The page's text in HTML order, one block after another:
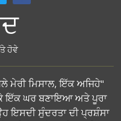
ਹੋਵੇ
ਮੇਰੀ ਮਿਸਾਲ, ਇੱਕ ਅਜਿਹੇ
ਇੱਕ ਘਰ ਬਣਾਇਆ ਅਤੇ ਪੂਰਾ
ਇਸਦੀ ਸੁੰਦਰਤਾ ਦੀ ਪ੍ਰਸ਼ੰਸਾ